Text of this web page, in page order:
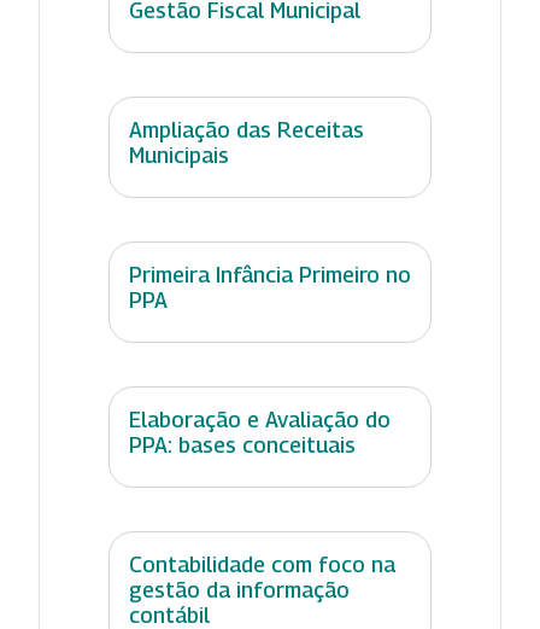
Gestão Fiscal Municipal
Ampliação das Receitas
Municipais
Primeira Infância Primeiro no
PPA
Elaboração e Avaliação do
PPA: bases conceituais
Contabilidade com foco na
gestão da informação
contábil